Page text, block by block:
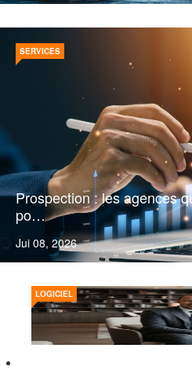
Prospection : les agences
po…
Jui 08, 2026
SERVICES
LOGICIEL